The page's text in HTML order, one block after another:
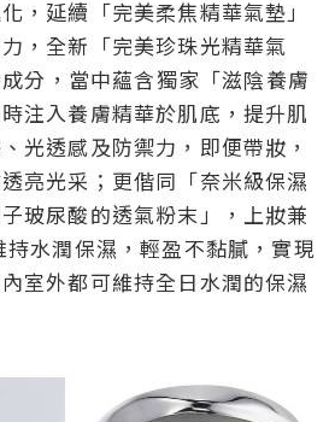
，延續「完美柔焦精華氣墊」
，全新「完美珍珠光精華氣
分，當中蘊含獨家「滋陰養膚
注入養膚精華於肌底，提升肌
光透感及防禦力，即便帶妝，
亮光采；更偕同「奈米級保濕
玻尿酸的透氣粉末」，上妝兼
水潤保濕，輕盈不黏膩，實現
室外都可維持全日水潤的保濕